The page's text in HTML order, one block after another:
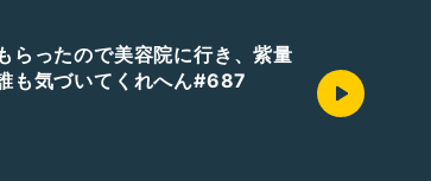
らったので美容院に行き、紫量
も気づいてくれへん#687